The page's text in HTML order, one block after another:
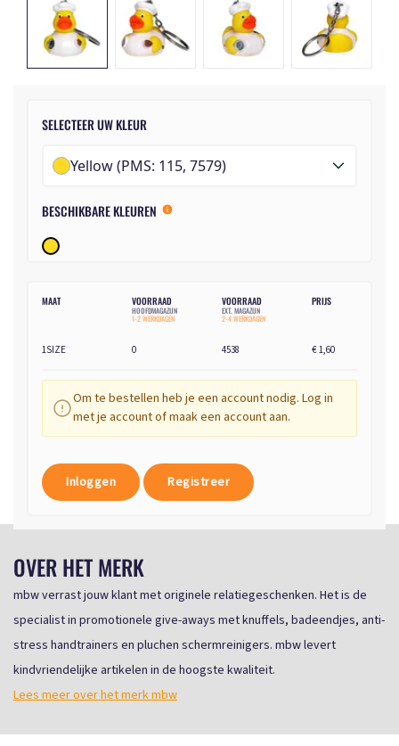
SELECTEER UW KLEUR
Yellow (PMS: 115, 7579)
BESCHIKBARE KLEUREN
MAAT VOORRAAD
HOOFDMAGAZIJN
1-2 WERKDAGEN
VOORRAAD
EXT. MAGAZIJN
2-4 WERKDAGEN
PRIJS
1SIZE 0 4538 € 1,60
Om te bestellen heb je een account nodig. Log in
met je account of maak een account aan.
Inloggen Registreer
OVER HET MERK
mbw verrast jouw klant met originele relatiegeschenken. Het is de
specialist in promotionele give-aways met knuffels, badeendjes, anti-
stress handtrainers en pluchen schermreinigers. mbw levert
kindvriendelijke artikelen in de hoogste kwaliteit.
Lees meer over het merk mbw